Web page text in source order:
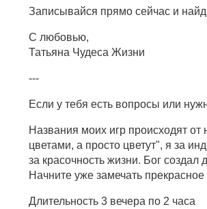
Записывайся прямо сейчас и
С любовью,
Татьяна Чудеса Жизни
---
Если у тебя есть вопросы или
Названия моих игр происходят от
цветами, а просто цветут", я за
за красочность жизни. Бог
Начните уже замечать
Длительность 3 вечера по 2 часа